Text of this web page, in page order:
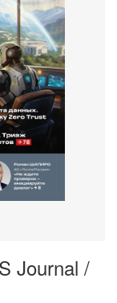
Journal /